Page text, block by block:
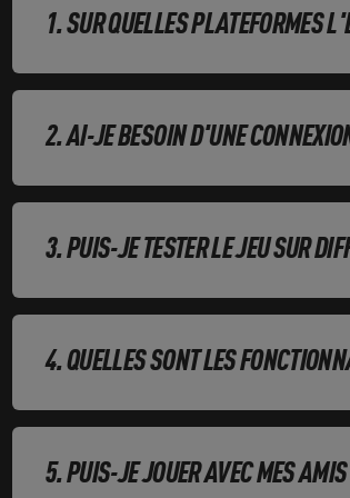
SUR QUELLES PLATEFORMES
AI-JE BESOIN D'UNE
PUIS-JE TESTER LE JEU SUR
QUELLES SONT LES
PUIS-JE JOUER AVEC MES